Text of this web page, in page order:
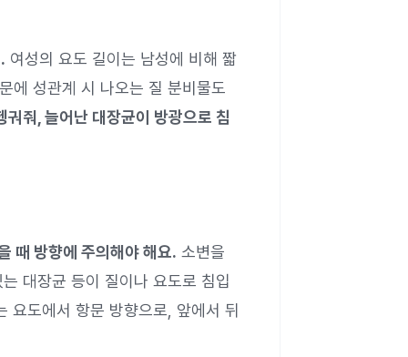
여성의 요도 길이는 남성에 비해 짧
에 성관계 시 나오는 질 분비물도
줘, 늘어난 대장균이 방광으로 침
때 방향에 주의해야 해요. 소변을
대장균 등이 질이나 요도로 침입
요도에서 항문 방향으로, 앞에서 뒤